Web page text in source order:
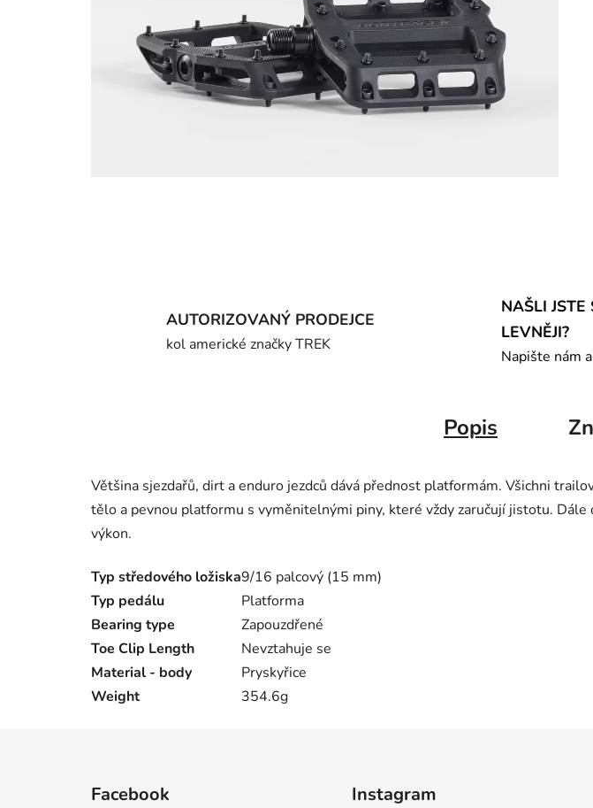
AUTORIZOVANÝ PRODEJCE
kol americké značky TREK
NAŠLI JSTE
LEVNĚJI?
Napište nám
Popis
Většina sjezdařů, dirt a enduro jezdců dává přednost platformám. Všichni
tělo a pevnou platformu s vyměnitelnými piny, které vždy zaručují jistotu.
výkon.
Typ středového ložiska9/16 palcový (15 mm)
Typ pedálu
Platforma
Bearing type
Zapouzdřené
Toe Clip Length
Nevztahuje se
Material - body
Pryskyřice
Weight
354.6g
Facebook Instagram